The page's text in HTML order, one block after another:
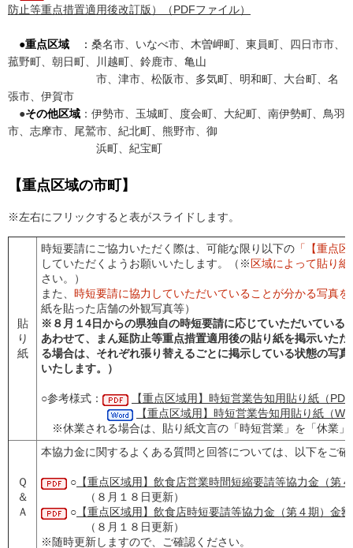
防止等重点措置適用後改訂版）（PDFファイル）
●重点区域 ： 桑名市、いなべ市、木曽岬町、東員町、四日市市、
菰野町、朝日町、川越町、鈴鹿市、亀山
市、津市、松阪市、多気町、明和町、大台町、名
張市、伊賀市
●その他区域 ：伊勢市、玉城町、度会町、大紀町、南伊勢町、鳥羽
市、志摩市、尾鷲市、紀北町、熊野市、御
浜町、紀宝町
【重点区域の市町】
※左右にフリックすると表がスライドします。
貼
り
紙
時短要請にご協力いただく際は、可能な限り以下の 「【重点
していただくようお願いいたします。（※ 区域によって貼り
さい。）
また、 時短要請に協力していただいていることが分かる写真を
紙を貼った店舗の外観写真等）
※８月１4日からの県独自の時短要請に応じていただいている
あわせて、まん延防止等重点措置適用後の貼り紙を掲示いた
る場合は、それぞれ張り替えるごとに掲示している状態の写真
いたします。）
○参考様式：
【重点区域用】時短営業告知用貼り紙（
【重点区域用】時短営業告知用貼り紙（
※休業される場合は、貼り紙文言の「時短営業」を「休業」
Ｑ
＆
Ａ
本協力金に関するよくある質問と回答については、以下をご
○ 【重点区域用】飲食店営業時間短縮要請等協力金（第
（８月１８日更新）
○ 【重点区域用】飲食店時短要請等協力金（第４期）金
（８月１８日更新）
※随時更新しますので、ご確認ください。